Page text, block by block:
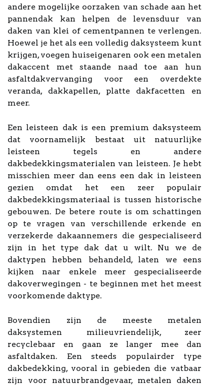
andere mogelijke oorzaken van schade aan het
pannendak kan helpen de levensduur van
daken van klei of cementpannen te verlengen.
Hoewel je het als een volledig daksysteem kunt
krijgen, voegen huiseigenaren ook een metalen
dakaccent met staande naad toe aan hun
asfaltdakvervanging voor een overdekte
veranda, dakkapellen, platte dakfacetten en
meer.
Een leisteen dak is een premium daksysteem
dat voornamelijk bestaat uit natuurlijke
leisteen tegels en andere
dakbedekkingsmaterialen van leisteen. Je hebt
misschien meer dan eens een dak in leisteen
gezien omdat het een zeer populair
dakbedekkingsmateriaal is tussen historische
gebouwen. De betere route is om schattingen
op te vragen van verschillende erkende en
verzekerde dakaannemers die gespecialiseerd
zijn in het type dak dat u wilt. Nu we de
daktypen hebben behandeld, laten we eens
kijken naar enkele meer gespecialiseerde
dakoverwegingen - te beginnen met het meest
voorkomende daktype.
Bovendien zijn de meeste metalen
daksystemen milieuvriendelijk, zeer
recyclebaar en gaan ze langer mee dan
asfaltdaken. Een steeds populairder type
dakbedekking, vooral in gebieden die vatbaar
zijn voor natuurbrandgevaar, metalen daken